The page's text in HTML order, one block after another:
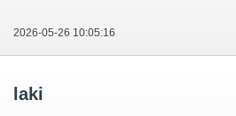
2026-05-26 10:05:16
laki